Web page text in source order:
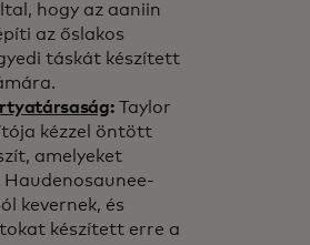
hogy az aaniin
az őslakos
táskát készített
: Taylor
kézzel öntött
amelyeket
Haudenosaunee-
kevernek, és
készített erre a